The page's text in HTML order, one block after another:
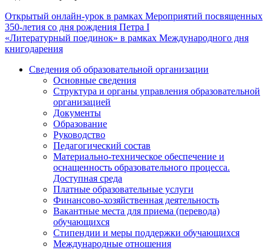
Навигация
по
записям
Открытый онлайн-урок в рамках Мероприятий посвященных
350-летия со дня рождения Петра I
«Литературный поединок» в рамках Международного дня
книгодарения
Сведения об образовательной организации
Основные сведения
Структура и органы управления образовательной
организацией
Документы
Образование
Руководство
Педагогический состав
Материально-техническое обеспечение и
оснащенность образовательного процесса.
Доступная среда
Платные образовательные услуги
Финансово-хозяйственная деятельность
Вакантные места для приема (перевода)
обучающихся
Стипендии и меры поддержки обучающихся
Международные отношения